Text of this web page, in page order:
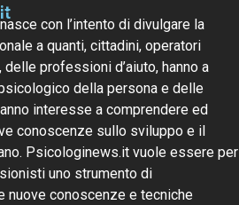
con l’intento di divulgare la
a quanti, cittadini, operatori
professioni d’aiuto, hanno a
della persona e delle
interesse a comprendere ed
conoscenze sullo sviluppo e il
Psicologinews.it vuole essere per
uno strumento di
nuove conoscenze e tecniche